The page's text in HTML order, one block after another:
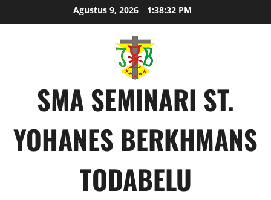
to
Agustus 9, 2026 1:38:33 PM
SMA SEMINARI ST.
YOHANES BERKHMANS
TODABELU